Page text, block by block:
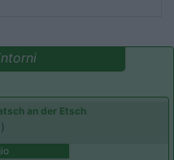
an der Etsch